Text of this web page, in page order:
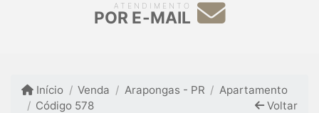
ATENDIMENTO
POR E-MAIL
Início Venda Arapongas - PR
Apartamento
Código 578
Voltar